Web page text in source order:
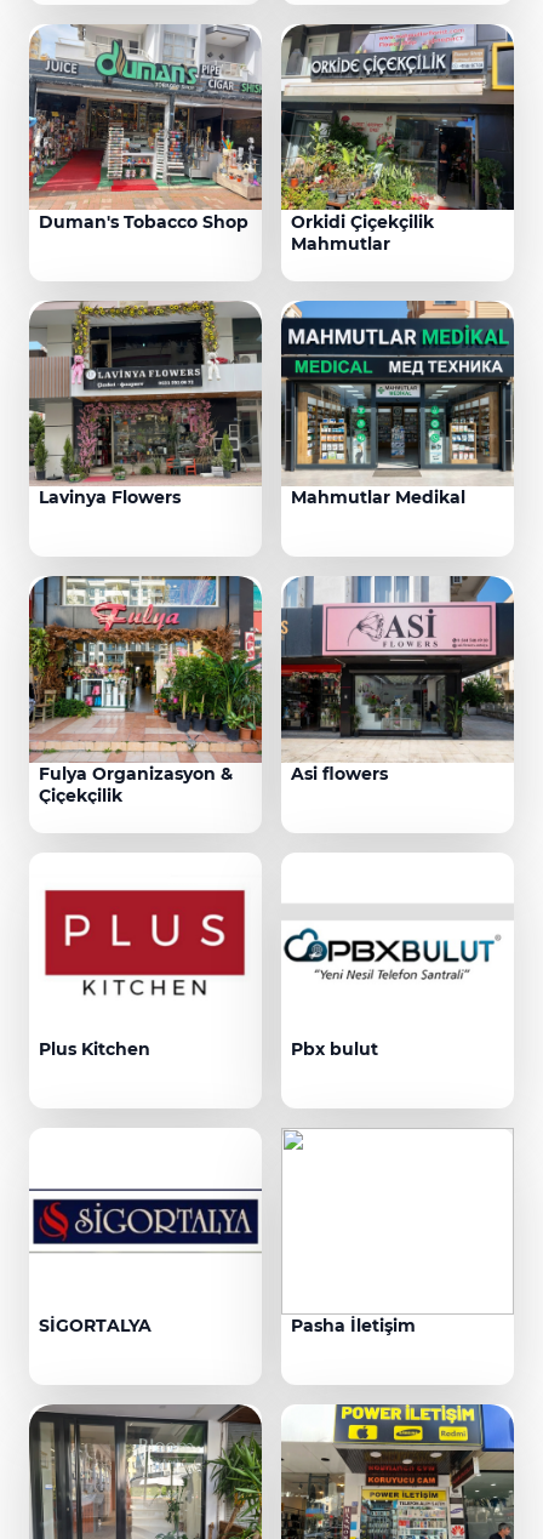
Duman's Tobacco Shop
Orkidi Çiçekçilik
Mahmutlar
Lavinya Flowers Mahmutlar Medikal
Fulya Organizasyon &
Çiçekçilik
Asi flowers
Plus Kitchen Pbx bulut
SİGORTALYA Pasha İletişim